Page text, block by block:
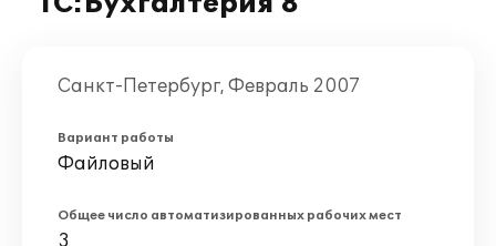
Санкт-Петербург, Февраль 2007
Вариант работы
Файловый
Общее число автоматизированных рабочих мест
3